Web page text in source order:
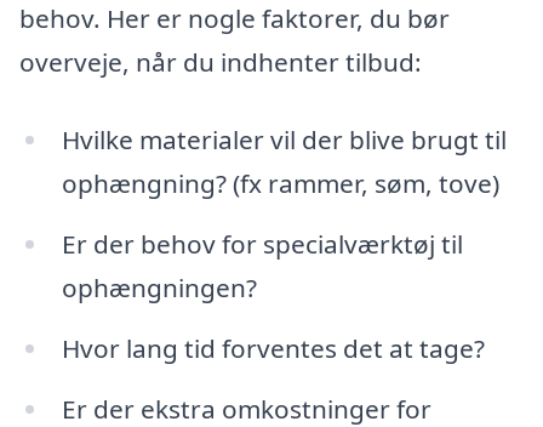
behov. Her er nogle faktorer, du bør
overveje, når du indhenter tilbud:
Hvilke materialer vil der blive brugt til
ophængning? (fx rammer, søm, tove)
Er der behov for specialværktøj til
ophængningen?
Hvor lang tid forventes det at tage?
Er der ekstra omkostninger for